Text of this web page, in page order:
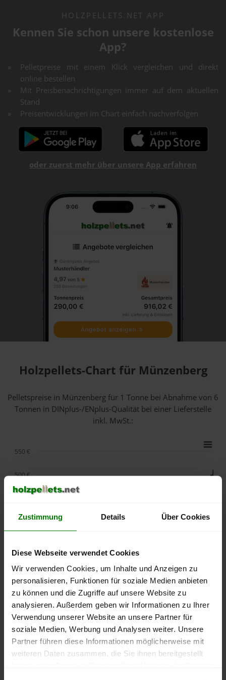
Zustimmung Details Über Cookies
Diese Webseite verwendet Cookies
Wir verwenden Cookies, um Inhalte und Anzeigen zu
personalisieren, Funktionen für soziale Medien anbieten
zu können und die Zugriffe auf unsere Website zu
analysieren. Außerdem geben wir Informationen zu Ihrer
Verwendung unserer Website an unsere Partner für
soziale Medien, Werbung und Analysen weiter. Unsere
Partner führen diese Informationen möglicherweise mit
weiteren Daten zusammen, die Sie ihnen bereitgestellt
HOLZPELLETS.NET APP
Kennen Sie schon unsere kostenlose
App?
Pelletpreise mit einem Klick vergleichen und direkt
online bestellen
Mit Preisbenachrichtigungen immer auf dem aktuellen
Stand
Preisentwicklungen im Chart einfach nachverfolgen
oder zuerst mehr über unsere App erfahren
Holzpellets-Chart für Münzenberg
Pelletspreise in Münzenberg für 1 Tonne bei Abnahmevon 6
Tonnen in DINplus-/ENplus-Qualität bei einer Lieferstelle
inkl. MwSt.:
2025
2026
2026
250 €
300 €
400 €
500 €
550 €
Die aktuelle Preisentwicklung für Holzpellets in Deutschland
können Sie jederzeit auf unsererPelletspreise-Seite